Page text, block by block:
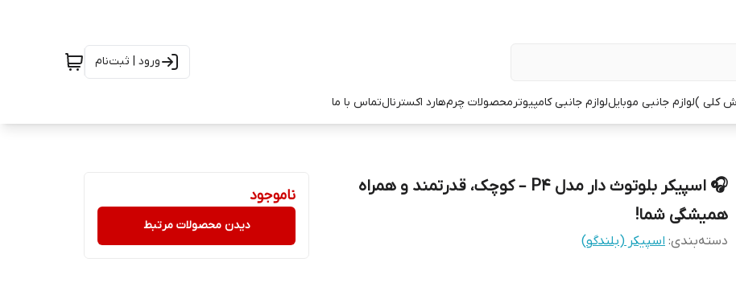
ورود | ثبت‌نام
کلی )لوازم جانبی موبایللوازم جانبی کامپیوترمحصولات چرمهارد اکسترنالتماس با ما
🎧 اسپیکر بلوتوث دار مدل P4 – کوچک، قدرتمند و همراه
همیشگی شما!
دسته‌بندی: اسپیکر (بلندگو)
ناموجود
دیدن محصولات مرتبط